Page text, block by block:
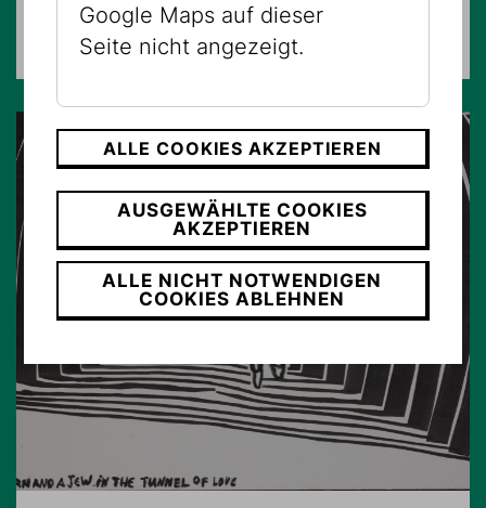
Mehrere Standorte
Google Maps auf dieser
Seite nicht angezeigt.
ALLE COOKIES AKZEPTIEREN
AUSGEWÄHLTE COOKIES
AKZEPTIEREN
ALLE NICHT NOTWENDIGEN
COOKIES ABLEHNEN